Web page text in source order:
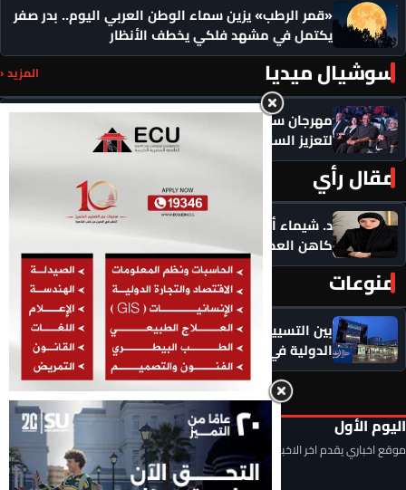
«قمر الرطب» يزين سماء الوطن العربي اليوم.. بدر صفر
يكتمل في مشهد فلكي يخطف الأنظار
سوشيال ميديا المزيد ‹
مهرجان سيمفوني للفنون يكرم رموزاً مؤثرة ويدعو
لتعزيز السلام
مقال رأي
د. شيماء أحمدين تكتب .. حين يصبح الذكاء الاصطناعي
كاهن العصر: هل نستبدل التأمل بالاستهلاك؟
منوعات المزيد ‹
بين التسييس وازدواجية المعايير.. المحكمة الجنائية
الدولية في مواجهة انتقادات عالمية متصاعدة
اليوم الأول
موقع اخباري يقدم اخر الاخبار المحلية والعربية والعالمية